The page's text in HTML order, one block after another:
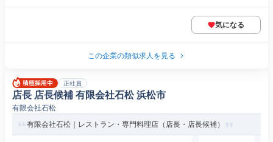
気になる
この企業の類似求人を見る
正社員
店長 店長候補 有限会社石松 浜松市
有限会社石松
有限会社石松｜レストラン・専門料理店（店長・店長候補）